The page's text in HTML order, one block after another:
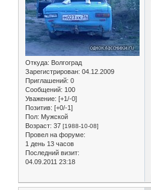
Откуда: Волгоград
Зарегистрирован: 04.12.2009
Приглашений: 0
Сообщений: 100
Уважение: [+1/-0]
Позитив: [+0/-1]
Пол: Мужской
Возраст: 37 [1988-10-08]
Провел на форуме:
1 день 13 часов
Последний визит:
04.09.2011 23:18